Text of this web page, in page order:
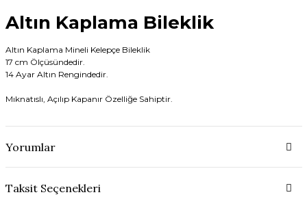
Altın Kaplama Bileklik
Altın Kaplama Mineli Kelepçe Bileklik
17 cm Ölçüsündedir.
14 Ayar Altın Rengindedir.
Mıknatıslı, Açılıp Kapanır Özelliğe Sahiptir.
Yorumlar
Taksit Seçenekleri